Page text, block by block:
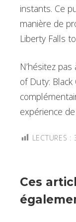
instants. Ce
manière de
Liberty Falls
N’hésitez
of Duty:
expérience
LECTURES :
Ces